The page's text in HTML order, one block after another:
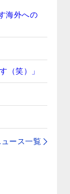
海外への
（笑）」
ュース一覧